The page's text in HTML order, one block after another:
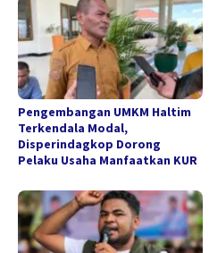
Pengembangan UMKM Haltim
Terkendala Modal,
Disperindagkop Dorong
Pelaku Usaha Manfaatkan KUR